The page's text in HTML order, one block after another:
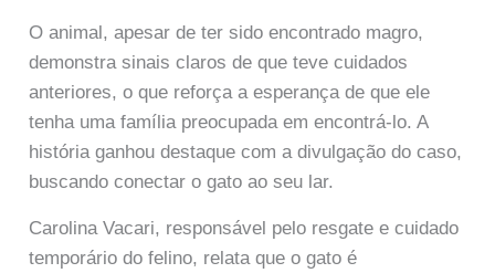
O animal, apesar de ter sido encontrado magro,
demonstra sinais claros de que teve cuidados
anteriores, o que reforça a esperança de que ele
tenha uma família preocupada em encontrá-lo. A
história ganhou destaque com a divulgação do caso,
buscando conectar o gato ao seu lar.
Carolina Vacari, responsável pelo resgate e cuidado
temporário do felino, relata que o gato é